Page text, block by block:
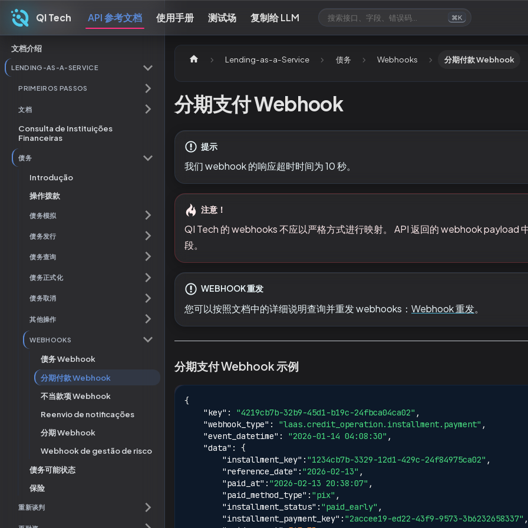
QI Tech API 参考文档 使用手册 测试场 复制给 LLM ⌘K
QI Tech
文档介绍
LENDING-AS-A-SERVICE
PRIMEIROS PASSOS
文档
Consulta de Instituições
Financeiras
债务
Introdução
操作拨款
债务模拟
债务发行
债务查询
债务正式化
债务取消
其他操作
WEBHOOKS
债务 Webhook
分期付款 Webhook
不当款项 Webhook
Reenvio de notificações
分期 Webhook
Webhook de gestão de risco
债务可能状态
保险
重新谈判
Lending-as-a-Service 债务 Webhooks 分期付款 Webhook
分期支付 Webhook
提示
我们 webhook 的响应超时时间为 10 秒。
注意！
QI Tech 的 webhooks 不应以严格方式进行映射。 API 返回的 webhook payload
段。
WEBHOOK 重发
您可以按照文档中的详细说明查询并重发 webhooks： Webhook 重发。
分期支付 Webhook 示例
{
"key" : "4219cb7b-32b9-45d1-b19c-24fbca04ca02" ,
"webhook_type" : "laas.credit_operation.installment.payment" ,
"event_datetime" : "2026-01-14 04:08:30" ,
"data" :
{
"installment_key" : "1234cb7b-3329-12d1-429c-24f84975ca02" ,
"reference_date" : "2026-02-13" ,
"paid_at" : "2026-02-13 20:38:07" ,
"paid_method_type" : "pix" ,
"installment_status" : "paid_early" ,
"installment_payment_key" : "2accee19-ed22-43f9-9573-3b6232658337" ,